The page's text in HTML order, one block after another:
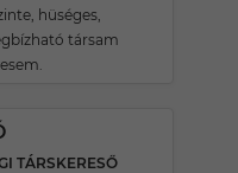
hüséges,
társam
TÁRSKERESŐ